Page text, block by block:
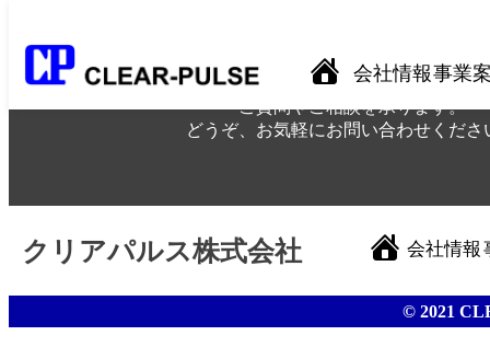
会社情報事業
ご質問やご相談を承ります。
どうぞ、お気軽にお問い合わせくださ
クリアパルス株式会社 会社情報
© 2021